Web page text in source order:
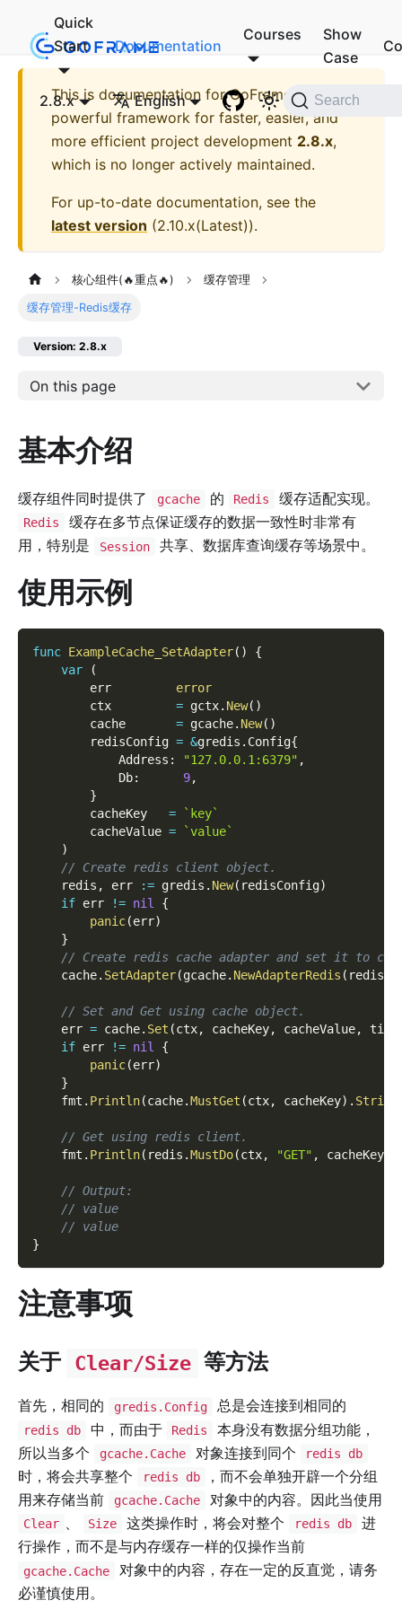
Quick
Start
Documentation
Courses
Show
Case
2.8.x English Search
This is documentation forGoFrame - A
powerful framework for faster, easier, and
more efficient project development 2.8.x,
which is no longer actively maintained.
For up-to-date documentation, see the
latest version (2.10.x(Latest)).
核心组件(🔥重点🔥) 缓存管理
缓存管理-Redis缓存
Version: 2.8.x
On this page
基本介绍
缓存组件同时提供了 gcache 的 Redis 缓存适配实现。
Redis
缓存在多节点保证缓存的数据一致性时非常有
用，特别是
Session 共享、数据库查询缓存等场景中。
使用示例
func ExampleCache_SetAdapter( )
{
var
(
        err
error
        ctx
= gctx. New( )
        cache
= gcache. New( )
        redisConfig
= &gredis . Config{
            Address
: "127.0.0.1:6379" ,
            Db
: 9,
}
        cacheKey
=
`key`
        cacheValue
=
`value`
)
// Create redis client object.
    redis
, err := gredis . New( redisConfig)
if err != nil
{
panic(err)
}
// Create redis cache adapter and set it to
    cache
. SetAdapter(gcache. NewAdapterRedis ( redis
// Set and Get using cache object.
    err
= cache. Set (ctx, cacheKey, cacheValue, time
if err != nil
{
panic(err)
}
    fmt
. Println(cache.MustGet (ctx, cacheKey) . String
// Get using redis client.
    fmt
. Println( redis .MustDo(ctx, "GET" , cacheKey
// Output:
// value
// value
}
注意事项
关于 Clear/Size 等方法
首先，相同的 gredis.Config 总是会连接到相同的
redis db 中，而由于 Redis
本身没有数据分组功能，
所以当多个
gcache.Cache 对象连接到同个 redis db
时，将会共享整个 redis db
，而不会单独开辟一个分组
用来存储当前
gcache.Cache 对象中的内容。因此当使用
Clear 、 Size 这类操作时，将会对整个 redis db
进
行操作，而不是与内存缓存一样的仅操作当前
gcache.Cache
对象中的内容，存在一定的反直觉，请务
必谨慎使用。